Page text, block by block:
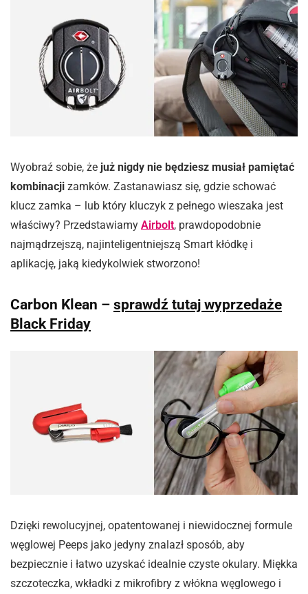
Wyobraź sobie, że już nigdy nie będziesz musiał pamiętać
kombinacji zamków. Zastanawiasz się, gdzie schować
klucz zamka – lub który kluczyk z pełnego wieszaka jest
właściwy? Przedstawiamy Airbolt, prawdopodobnie
najmądrzejszą, najinteligentniejszą Smart kłódkę i
aplikację, jaką kiedykolwiek stworzono!
Carbon Klean – sprawdź tutaj wyprzedaże
Black Friday
Dzięki rewolucyjnej, opatentowanej i niewidocznej formule
węglowej Peeps jako jedyny znalazł sposób, aby
bezpiecznie i łatwo uzyskać idealnie czyste okulary. Miękka
szczoteczka, wkładki z mikrofibry z włókna węglowego i